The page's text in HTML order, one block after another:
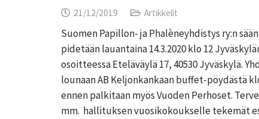
21/12/2019 Artikkelit
Suomen Papillon- ja Phalèneyhdistys ry:n
pidetään lauantaina 14.3.2020 klo 12
osoitteessa Eteläväylä 17, 40530 Jyväskylä.
lounaan AB Keljonkankaan buffet-pöydästä
ennen palkitaan myös Vuoden Perhoset.
mm. hallituksen vuosikokoukselle tekemät